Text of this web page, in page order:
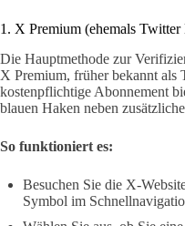
1. X Premium (ehemals Twitter
Die Hauptmethode zur
X Premium, früher bekannt als
kostenpflichtige Abonnement
blauen Haken neben
So funktioniert es:
Besuchen Sie die X-
Symbol im